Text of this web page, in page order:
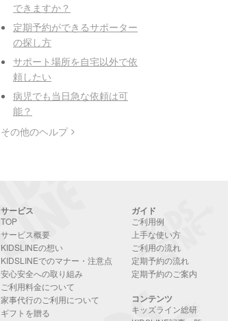
できますか？
定期予約ができるサポーター
の探し方
サポート場所を自宅以外で依
頼したい
病児でも当日急な依頼は可
能？
その他のヘルプ
サービス
TOP
サービス概要
KIDSLINEの想い
KIDSLINEでのマナー・注意点
安心安全への取り組み
ご利用料金について
家事代行のご利用について
ギフトを贈る
ガイド
ご利用例
上手な使い方
ご利用の流れ
定期予約の流れ
定期予約のご案内
コンテンツ
キッズライン総研